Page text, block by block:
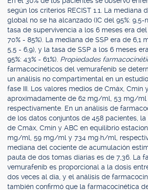
según los criterios RECIST 1.1. La mediana
global no se ha alcanzado (IC del 95%: 9,5-
tasa de supervivencia a los 6 meses era del
70% - 85%). La mediana de SSP era de 6,1
5,5 - 6,9), y la tasa de SSP a los 6 meses
95%: 43% - 61%). Propiedades
farmacocinéticos del vemurafenib se
un análisis no compartimental en un
fase III. Los valores medios de Cmáx, Cmín
aproximadamente de 62 mg/ml, 53 mg/ml
respectivamente. En un análisis de
de los datos conjuntos de 458 pacientes,
de Cmáx, Cmín y ABC en equilibrio
mg/ml, 59 mg/ml y 734 mg·h/ml,
mediana del cociente de acumulación
pauta de dos tomas diarias es de 7,36. La
vemurafenib es proporcional a la dosis
dos veces al día, y el análisis de
también confirmó que la farmacocinética